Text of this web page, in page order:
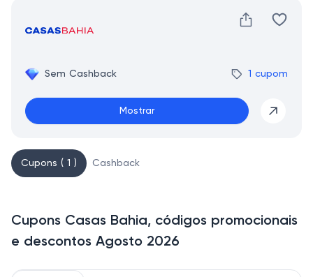
Sem Cashback 1 cupom
Mostrar
Cupons ( 1 ) Cashback
Cupons Casas Bahia, códigos promocionais
e descontos Agosto 2026